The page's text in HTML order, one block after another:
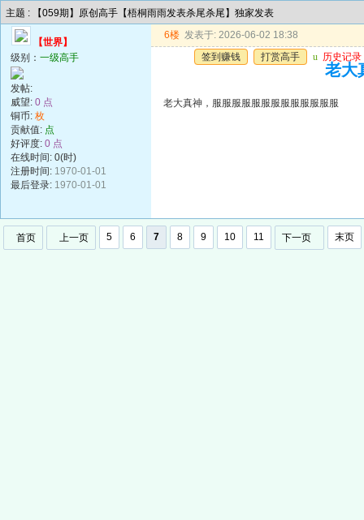
主题 : 【059期】原创高手【梧桐雨雨发表杀尾杀尾】独家发表
【世界】
级别： 一级高手
发帖:
威望: 0 点
铜币: 枚
贡献值: 点
好评度: 0 点
在线时间: 0(时)
注册时间: 1970-01-01
最后登录: 1970-01-01
6楼 发表于: 2026-06-02 18:38
签到赚钱
打赏高手 u 历史记录
老大
老大真神，服服服服服服服服服服服服服
首页 上一页 5 6 7 8 9 10 11 下一页 末页